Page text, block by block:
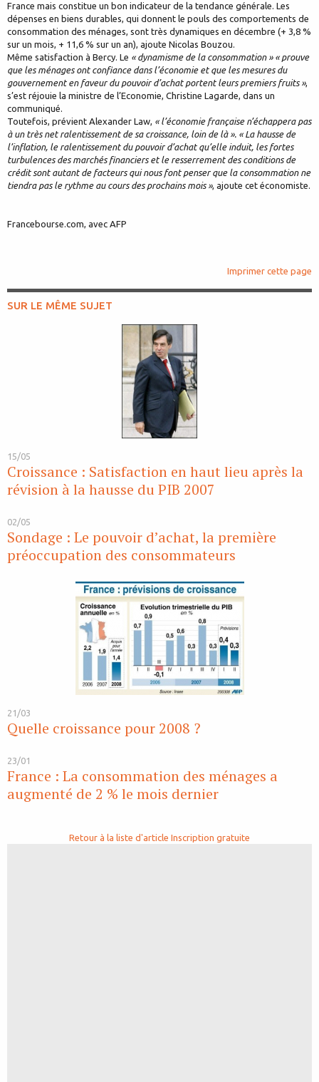
France mais constitue un bon indicateur de la tendance générale. Les
dépenses en biens durables, qui donnent le pouls des comportements de
consommation des ménages, sont très dynamiques en décembre (+ 3,8 %
sur un mois, + 11,6 % sur un an), ajoute Nicolas Bouzou.
Même satisfaction à Bercy. Le « dynamisme de la consommation » « prouve
que les ménages ont confiance dans l’économie et que les mesures du
gouvernement en faveur du pouvoir d’achat portent leurs premiers fruits »,
s’est réjouie la ministre de l’Economie, Christine Lagarde, dans un
communiqué.
Toutefois, prévient Alexander Law, « l’économie française n’échappera pas
à un très net ralentissement de sa croissance, loin de là ». « La hausse de
l’inflation, le ralentissement du pouvoir d’achat qu’elle induit, les fortes
turbulences des marchés financiers et le resserrement des conditions de
crédit sont autant de facteurs qui nous font penser que la consommation ne
tiendra pas le rythme au cours des prochains mois », ajoute cet économiste.
Francebourse.com, avec AFP
Imprimer cette page
SUR LE MÊME SUJET
15/05
Croissance : Satisfaction en haut lieu après la
révision à la hausse du PIB 2007
02/05
Sondage : Le pouvoir d’achat, la première
préoccupation des consommateurs
21/03
Quelle croissance pour 2008 ?
23/01
France : La consommation des ménages a
augmenté de 2 % le mois dernier
Retour à la liste d'article Inscription gratuite